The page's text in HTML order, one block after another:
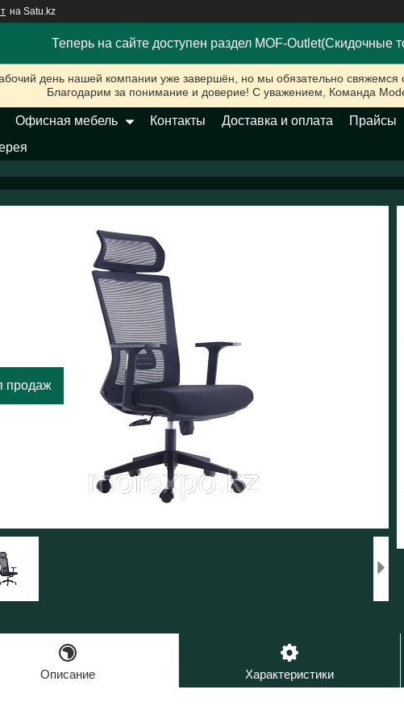
на Satu.kz
Теперь на сайте доступен раздел MOF-Outlet(Скидочные
день нашей компании уже завершён, но мы обязательно свяжемся
Благодарим за понимание и доверие! С уважением, Команда
Офисная мебель Контакты Доставка и оплата Прайсы
продаж
Описание Характеристики